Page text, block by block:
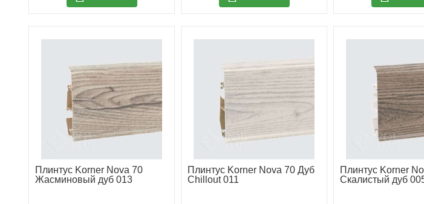
Плинтус Korner Nova 70
Жасминовый дуб 013
Плинтус Korner Nova 70 Дуб
Chillout 011
Плинтус Korner
Скалистый дуб